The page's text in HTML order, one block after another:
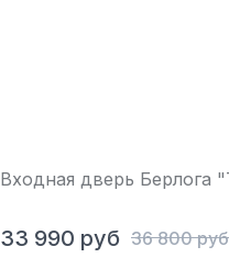
Входная дверь Берлога
В корзину
33 990 руб 36 800 руб